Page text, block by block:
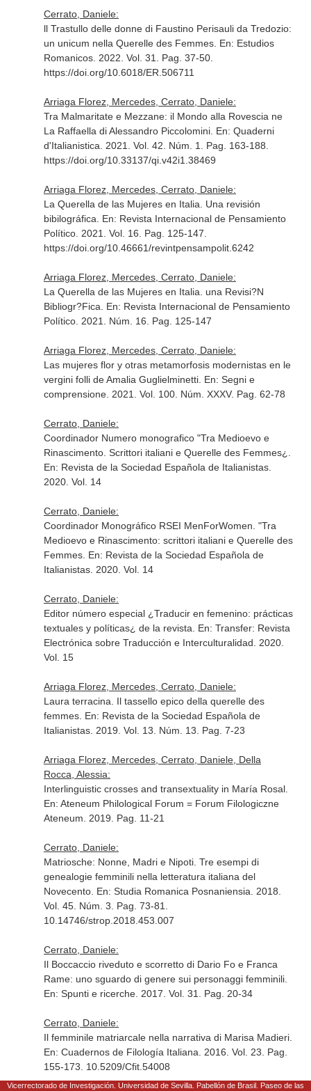
Cerrato, Daniele:
ll Trastullo delle donne di Faustino Perisauli da Tredozio:
un unicum nella Querelle des Femmes. En: Estudios
Romanicos. 2022. Vol. 31. Pag. 37-50.
https://doi.org/10.6018/ER.506711
Arriaga Florez, Mercedes, Cerrato, Daniele:
Tra Malmaritate e Mezzane: il Mondo alla Rovescia ne
La Raffaella di Alessandro Piccolomini. En: Quaderni
d'Italianistica . 2021. Vol. 42. Núm. 1. Pag. 163-188.
https://doi.org/10.33137/qi.v42i1.38469
Arriaga Florez, Mercedes, Cerrato, Daniele:
La Querella de las Mujeres en Italia. Una revisión
bibilográfica. En: Revista Internacional de Pensamiento
Político. 2021. Vol. 16. Pag. 125-147.
https://doi.org/10.46661/revintpensampolit.6242
Arriaga Florez, Mercedes, Cerrato, Daniele:
La Querella de las Mujeres en Italia. una Revisi?N
Bibliogr?Fica. En: Revista Internacional de Pensamiento
Político. 2021. Núm. 16. Pag. 125-147
Arriaga Florez, Mercedes, Cerrato, Daniele:
Las mujeres flor y otras metamorfosis modernistas en le
vergini folli de Amalia Guglielminetti. En: Segni e
comprensione. 2021. Vol. 100. Núm. XXXV. Pag. 62-78
Cerrato, Daniele:
Coordinador Numero monografico "Tra Medioevo e
Rinascimento. Scrittori italiani e Querelle des Femmes¿.
En: Revista de la Sociedad Española de Italianistas.
2020. Vol. 14
Cerrato, Daniele:
Coordinador Monográfico RSEI MenForWomen. "Tra
Medioevo e Rinascimento: scrittori italiani e Querelle des
Femmes. En: Revista de la Sociedad Española de
Italianistas. 2020. Vol. 14
Cerrato, Daniele:
Editor número especial ¿Traducir en femenino: prácticas
textuales y políticas¿ de la revista. En: Transfer: Revista
Electrónica sobre Traducción e Interculturalidad . 2020.
Vol. 15
Arriaga Florez, Mercedes, Cerrato, Daniele:
Laura terracina. Il tassello epico della querelle des
femmes. En: Revista de la Sociedad Española de
Italianistas. 2019. Vol. 13. Núm. 13. Pag. 7-23
Arriaga Florez, Mercedes, Cerrato, Daniele, Della
Rocca, Alessia:
Interlinguistic crosses and transextuality in María Rosal.
En: Ateneum Philological Forum = Forum Filologiczne
Ateneum . 2019. Pag. 11-21
Cerrato, Daniele:
Matriosche: Nonne, Madri e Nipoti. Tre esempi di
genealogie femminili nella letteratura italiana del
Novecento. En: Studia Romanica Posnaniensia . 2018.
Vol. 45. Núm. 3. Pag. 73-81.
10.14746/strop.2018.453.007
Cerrato, Daniele:
Il Boccaccio riveduto e scorretto di Dario Fo e Franca
Rame: uno sguardo di genere sui personaggi femminili.
En: Spunti e ricerche. 2017. Vol. 31. Pag. 20-34
Cerrato, Daniele:
Il femminile matriarcale nella narrativa di Marisa Madieri.
En: Cuadernos de Filología Italiana . 2016. Vol. 23. Pag.
155-173. 10.5209/Cfit.54008
Vicerrectorado de Investigación. Universidad de Sevilla. Pabellón de Brasil. Paseo de las